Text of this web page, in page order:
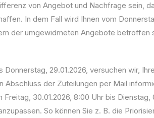
von Angebot und Nachfrage
In dem Fall wird Ihnen vom
der umgewidmeten Angebote betroffen
Donnerstag, 29.01.2026, versuchen wir,
Abschluss der Zuteilungen per Mail
Freitag, 30.01.2026, 8:00 Uhr bis
So können Sie z. B. die